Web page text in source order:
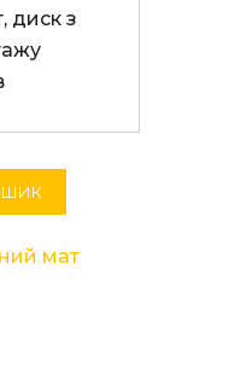
диск з
мат